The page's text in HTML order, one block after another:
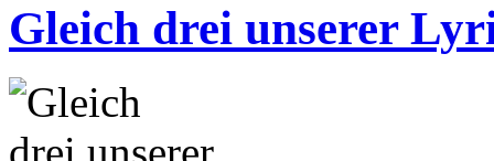
Gleich drei unserer